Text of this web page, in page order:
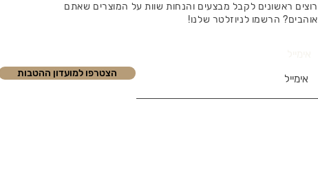
רוצים ראשונים לקבל מבצעים והנחות שוות על המוצרים שאתם
אוהבים? הרשמו לניוזלטר שלנו!
הצטרפו למועדון ההטבות